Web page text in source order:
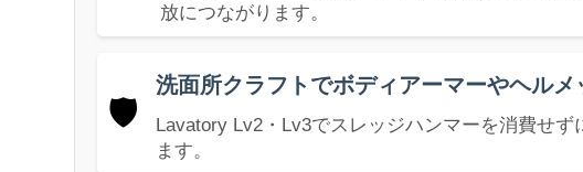
放につながります。
🛡️
洗面所クラフトでボディアーマーやヘルメ
Lavatory Lv2・Lv3でスレッジハンマーを消費せ
ます。